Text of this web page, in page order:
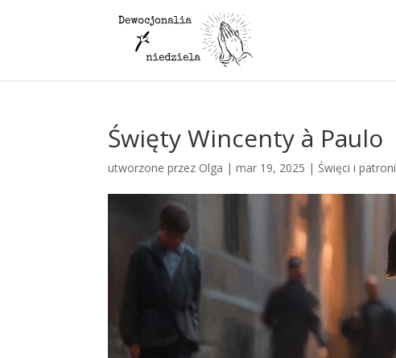
Święty Wincenty à Paulo
utworzone przez Olga |mar 19, 2025 |Święci i patroni